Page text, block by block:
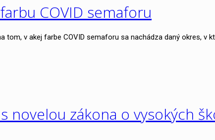
COVID semaforu
tom, v akej farbe COVID semaforu sa nachádza daný okres, v
novelou zákona o vysokých